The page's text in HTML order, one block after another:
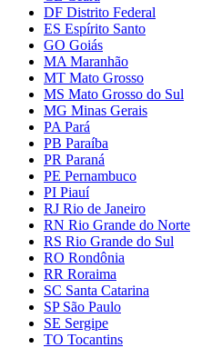
DF Distrito Federal
ES Espírito Santo
GO Goiás
MA Maranhão
MT Mato Grosso
MS Mato Grosso do Sul
MG Minas Gerais
PA Pará
PB Paraíba
PR Paraná
PE Pernambuco
PI Piauí
RJ Rio de Janeiro
RN Rio Grande do Norte
RS Rio Grande do Sul
RO Rondônia
RR Roraima
SC Santa Catarina
SP São Paulo
SE Sergipe
TO Tocantins